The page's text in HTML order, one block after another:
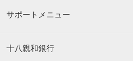
サポートメニュー
十八親和銀行